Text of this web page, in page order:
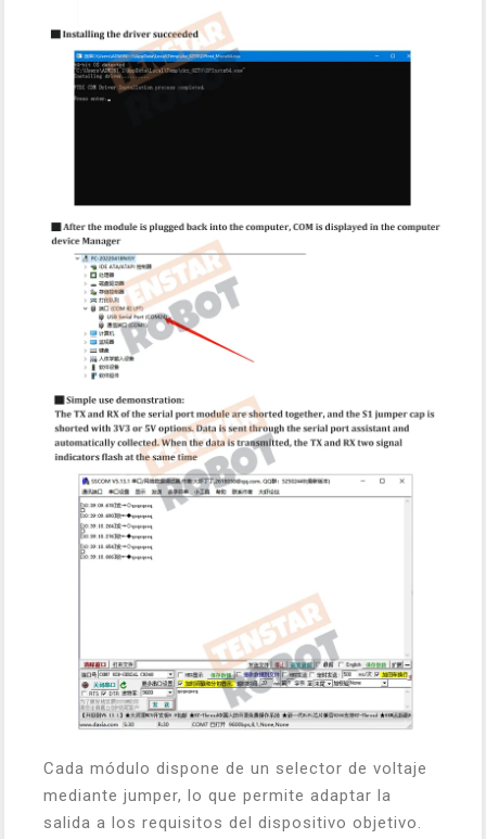
Cada módulo dispone de un selector de voltaje
mediante jumper, lo que permite adaptar la
salida a los requisitos del dispositivo objetivo.